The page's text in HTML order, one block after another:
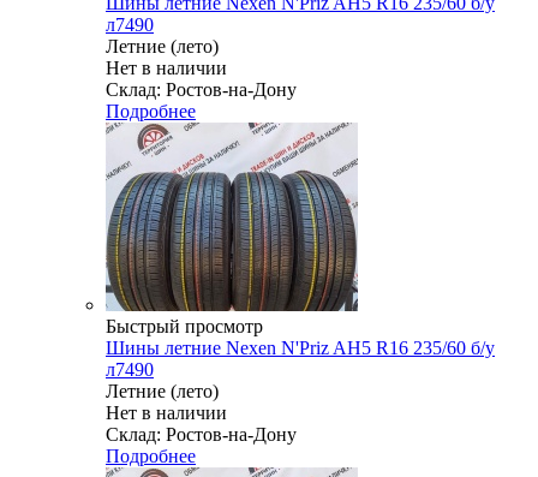
л7490
Летние (лето)
Нет в наличии
Склад: Ростов-на-Дону
Подробнее
Быстрый просмотр
Шины летние Nexen N'Priz AH5 R16 235/60 б/у
л7490
Летние (лето)
Нет в наличии
Склад: Ростов-на-Дону
Подробнее